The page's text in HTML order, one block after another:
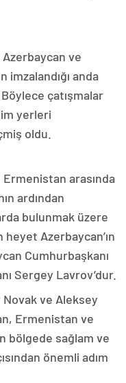
ve
imzalandığı anda
çatışmalar
yerleri
oldu.
Ermenistan arasında
ardından
bulunmak üzere
Azerbaycan’ın
Cumhurbaşkanı
Sergey Lavrov’dur.
Novak ve Aleksey
Ermenistan ve
bölgede sağlam ve
önemli adım